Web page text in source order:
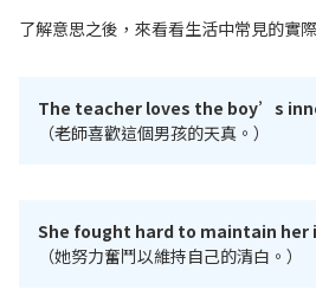
了解意思之後，來看看生活中常見的實
The teacher loves the boy’s
（老師喜歡這個男孩的天真。）
She fought hard to maintain her
（她努力奮鬥以維持自己的清白。）